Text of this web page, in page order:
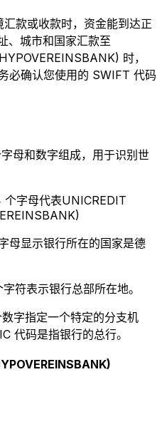
款或收款时，资金能到达正
、城市和国家汇款至
时，
必确认您使用的 SWIFT 代码
母和数字组成，用于识别世
个字母代表UNICREDIT
母显示银行所在的国家是德
符表示银行总部所在地。
字指定一个特定的分支机
代码是指银行的总行。